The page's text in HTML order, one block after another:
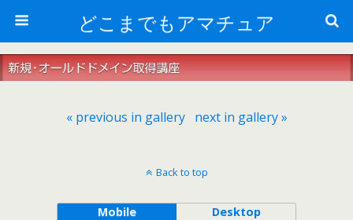
どこまでもアマチュア
« previous in gallery next in gallery »
Back to top
Mobile Desktop